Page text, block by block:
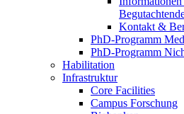
Kontakt &
PhD-Programm
PhD-Programm
Habilitation
Infrastruktur
Core Facilities
Campus Forschung